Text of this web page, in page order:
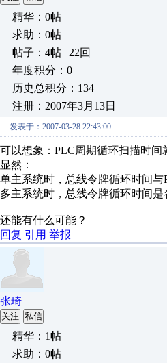
精华：0帖
求助：0帖
帖子：4帖 | 22回
年度积分：0
历史总积分：134
注册：2007年3月13日
发表于：2007-03-28 22:43:00
可以想象：PLC周期循环扫描时
显然：
单主系统时，总线令牌循环时间与
多主系统时，总线令牌循环时间
还能有什么可能？
回复 引用 举报
张琦
关注 私信
精华：1帖
求助：0帖